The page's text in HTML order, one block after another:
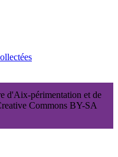
périmentation et de
Commons BY-SA